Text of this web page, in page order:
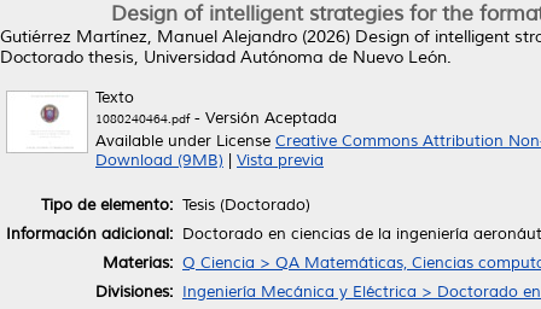
Design of intelligent strategies for the
Gutiérrez Martínez, Manuel Alejandro (2026) Design of intelligent
Doctorado thesis, Universidad Autónoma de Nuevo León.
Texto
1080240464.pdf- Versión Aceptada
Available under License Creative Commons Attribution
Download (9MB)
Vista previa
Tipo de elemento: Tesis (Doctorado)
Información adicional: Doctorado en ciencias de la ingeniería
Materias: Q Ciencia > QA Matemáticas, Ciencias
Divisiones: Ingeniería Mecánica y Eléctrica > Doctorado